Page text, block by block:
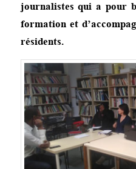
journalistes qui a pour
formation et
résidents.